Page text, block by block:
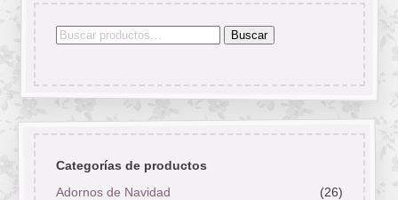
Buscar
Buscar
Categorías de productos
Adornos de Navidad
(26)